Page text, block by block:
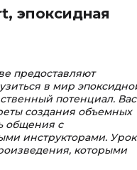
эпоксидная
предоставляют
в мир
потенциал. Вас
создания объемных
общения с
инструкторами.
которыми